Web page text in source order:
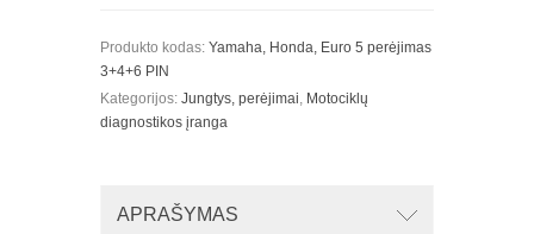
Produkto kodas: Yamaha, Honda, Euro 5 perėjimas
3+4+6 PIN
Kategorijos: Jungtys, perėjimai, Motociklų
diagnostikos įranga
APRAŠYMAS